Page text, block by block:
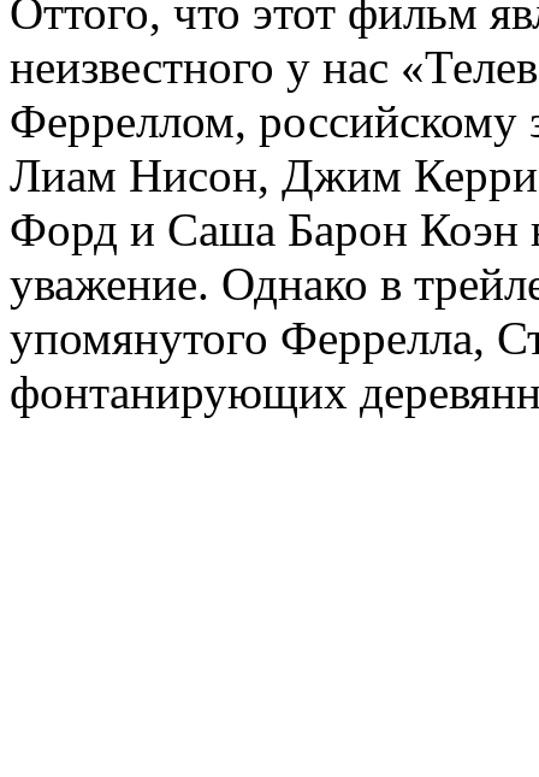
Оттого, что этот фильм
неизвестного у нас
Ферреллом, российскому
Лиам Нисон, Джим
Форд и Саша Барон Коэн
уважение. Однако в
упомянутого Феррелла,
фонтанирующих